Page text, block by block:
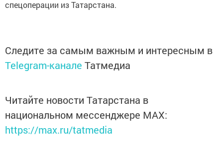
спецоперации из Татарстана.
Следите за самым важным и интересным в
Telegram-канале Татмедиа
Читайте новости Татарстана в
национальном мессенджере MАХ:
https://max.ru/tatmedia